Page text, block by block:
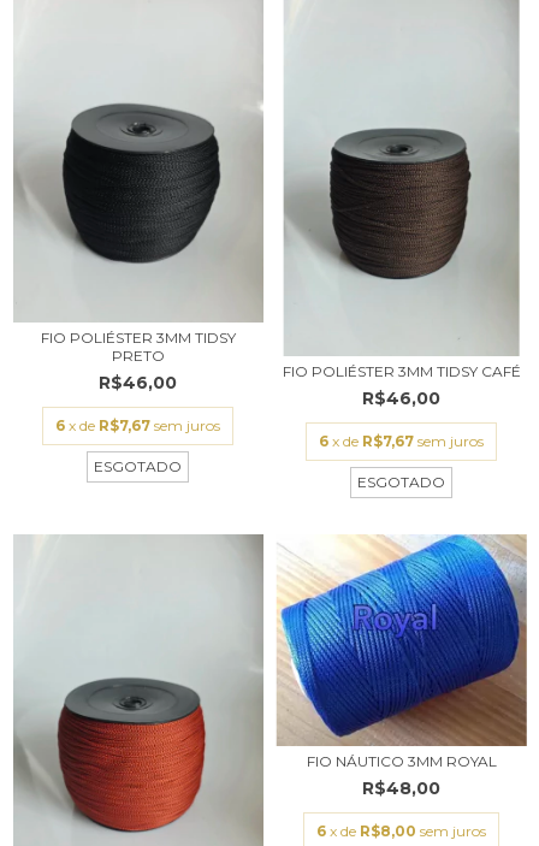
FIO POLIÉSTER 3MM TIDSY
PRETO
R$46,00
6 x de R$7,67 sem juros
ESGOTADO
FIO POLIÉSTER 3MM TIDSY CAFÉ
R$46,00
6 x de R$7,67 sem juros
ESGOTADO
FIO NÁUTICO 3MM ROYAL
R$48,00
6 x de R$8,00 sem juros